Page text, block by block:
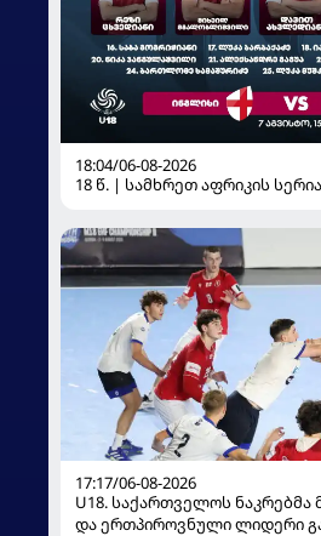
18:04/06-08-2026
18 წ. | სამხრეთ აფრიკის
17:17/06-08-2026
U18. საქართველოს
და ერთპიროვნული ლიდერი